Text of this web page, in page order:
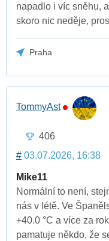
napadlo i víc sněhu,
skoro nic neděje,
Praha
TommyAst
406
# 03.07.2026, 16:38
Mike11
Normální to není,
nás v létě. Ve
+40.0 °C a více za
pamatuje někdo, že